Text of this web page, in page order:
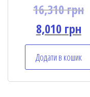
Rated
5.00
out of 5
16,310грн
8,010грн
Додати в кошик